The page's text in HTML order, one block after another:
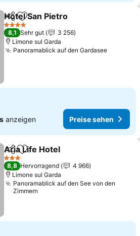
TeilenZu Favoriten hinzufügen
Hotel San Pietro
4 Sterne
8,1 Sehr gut
3 256
Limone sul Garda
Panoramablick auf den GardaseePreise
anzeigen Preise sehen
TeilenZu Favoriten hinzufügen
Aria Life Hotel
3 Sterne
8,8 Hervorragend
4 966
Limone sul Garda
Panoramablick auf den See von den
Zimmern